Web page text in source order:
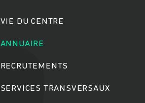
VIE DU CENTRE
ANNUAIRE
RECRUTEMENTS
SERVICES TRANSVERSAUX